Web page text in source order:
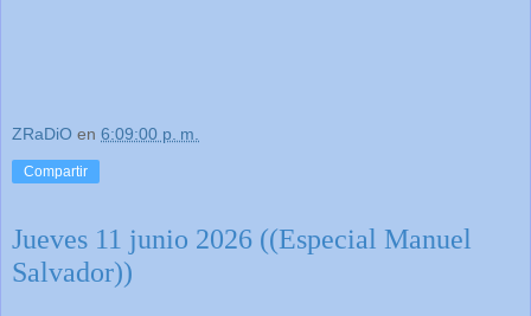
ZRaDiO en 6:09:00 p. m.
Compartir
Jueves 11 junio 2026 ((Especial Manuel
Salvador))